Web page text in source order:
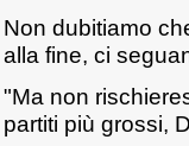
Non dubitiamo
alla fine, ci
"Ma non
partiti più grossi,